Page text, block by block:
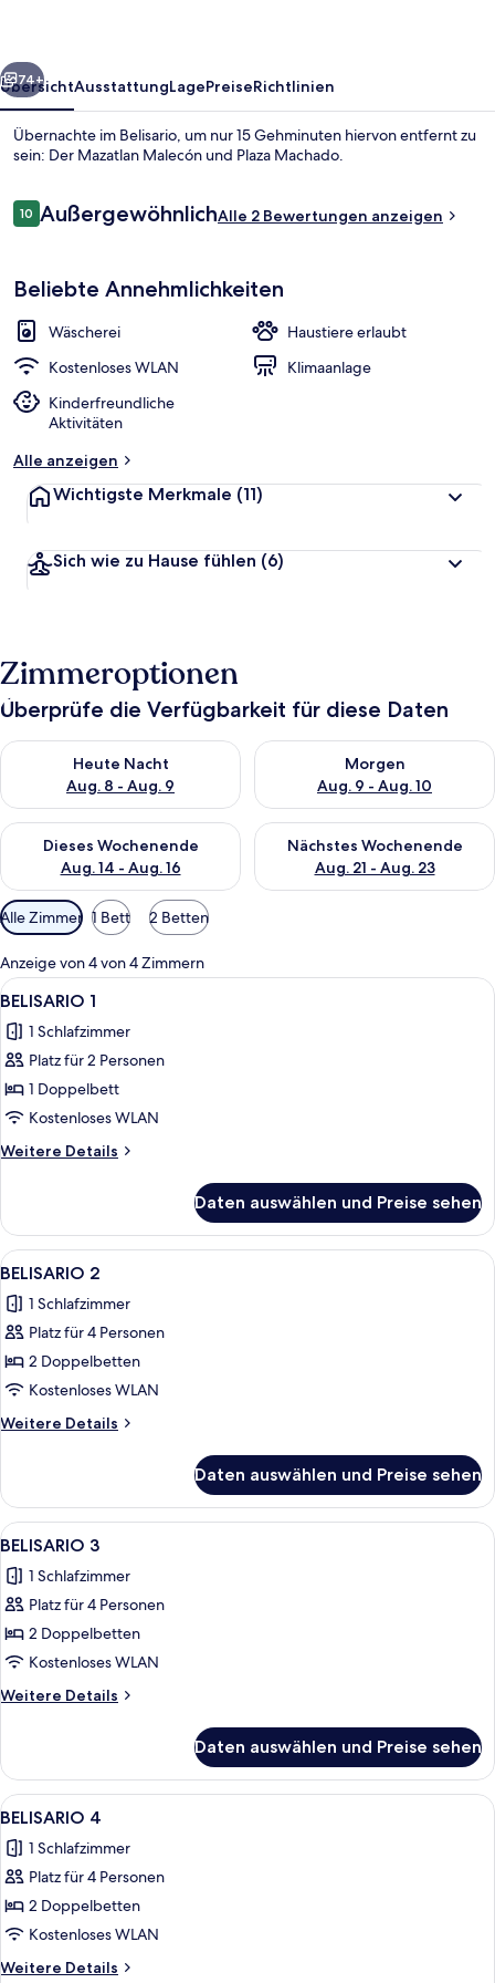
Dachterrasse
Weiter
74+
ÜbersichtAusstattungLagePreiseRichtlinien
Übernachte im Belisario, um nur 15 Gehminuten hiervon entfernt zu
sein: Der Mazatlan Malecón und Plaza Machado.
Bewertungen
1010 von 10.
AußergewöhnlichAlle 2 Bewertungen anzeigen
Beliebte Annehmlichkeiten
Wäscherei
Haustiere erlaubt
Kostenloses WLAN
Klimaanlage
Kinderfreundliche
Aktivitäten
Alle anzeigen
Wichtigste Merkmale (11)
Sich wie zu Hause fühlen (6)
Zimmeroptionen
Überprüfe die Verfügbarkeit für diese Daten
Heute Nacht
Aug. 8 - Aug. 9
Überprüfe die Verfügbarkeit für heute Nacht, Aug. 8 - Aug. 9.
Morgen
Aug. 9 - Aug. 10
Überprüfe die Verfügbarkeit
Dieses Wochenende
Aug. 14 - Aug. 16
Überprüfe die Verfügbarkeit für dieses Wochenende, Aug. 14
Nächstes Wochenende
Aug. 21 - Aug. 23
Überprüfe die Verfügbarkeit
Verfügbare
Filter
für
Zimmer
Alle Zimmer 1 Bett 2 Betten
Anzeige von 4 von 4 Zimmern
Alle
Fotos
für
BELISARIO
1
anzeigen
Ein ordentlich bezogenes Bett mit
7
BELISARIO 1
1 Schlafzimmer
Platz für 2 Personen
1 Doppelbett
Kostenloses WLAN
Weitere Details
Weitere
1
Daten auswählen und Preise sehen
Alle
Fotos
für
BELISARIO
2
anzeigen
Ein Hotelzimmer mit zwei Betten,
16
BELISARIO 2
1 Schlafzimmer
Platz für 4 Personen
2 Doppelbetten
Kostenloses WLAN
Weitere Details
Weitere
2
Daten auswählen und Preise sehen
Alle
Fotos
für
BELISARIO
3
anzeigen
Ein Hotelzimmer mit zwei Betten,
10
BELISARIO 3
1 Schlafzimmer
Platz für 4 Personen
2 Doppelbetten
Kostenloses WLAN
Weitere Details
Weitere
3
Daten auswählen und Preise sehen
Alle
Fotos
für
BELISARIO
4
anzeigen
Ein kompakter Wohnbereich mit
12
BELISARIO 4
1 Schlafzimmer
Platz für 4 Personen
2 Doppelbetten
Kostenloses WLAN
Weitere Details
Weitere